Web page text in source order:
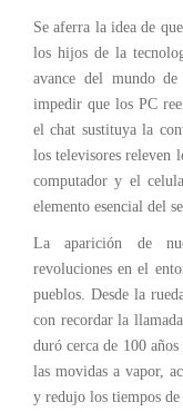
Se aferra la idea de
los hijos de la
avance del mundo
impedir que los PC
el chat sustituya la
los televisores releven
computador y el
elemento esencial del
La aparición de
revoluciones en el
pueblos. Desde la
con recordar la
duró cerca de 100
las movidas a vapor,
y redujo los tiempos